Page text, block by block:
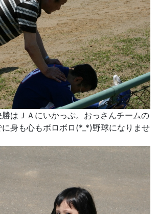
はＪＡにいかっぷ。おっさんチームの
身も心もボロボロ(*_*)野球になりませ